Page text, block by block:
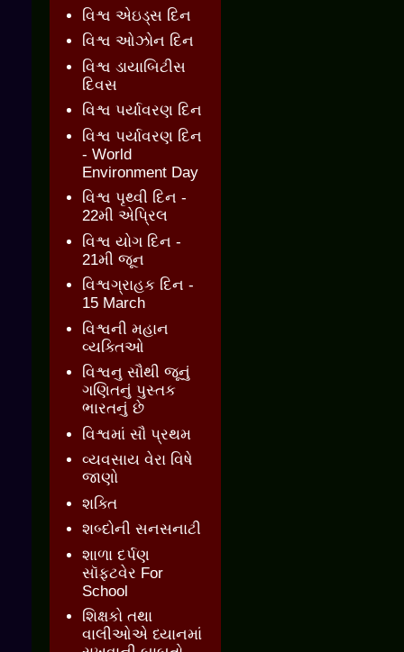
વિશ્વ એઇડ્સ દિન
વિશ્વ ઓઝોન દિન
વિશ્વ ડાયાબિટીસ
દિવસ
વિશ્વ પર્યાવરણ દિન
વિશ્વ પર્યાવરણ દિન
- World
Environment Day
વિશ્વ પૃથ્વી દિન -
22મી એપ્રિલ
વિશ્વ યોગ દિન -
21મી જૂન
વિશ્વગ્રાહક દિન -
15 March
વિશ્વની મહાન
વ્યક્તિઓ
વિશ્વનુ સૌથી જૂનું
ગણિતનું પુસ્તક
ભારતનું છે
વિશ્વમાં સૌ પ્રથમ
વ્યવસાય વેરા વિષે
જાણો
શક્તિ
શબ્દોની સનસનાટી
શાળા દર્પણ
સૉફ્ટવેર For
School
શિક્ષકો તથા
વાલીઓએ ધ્યાનમાં